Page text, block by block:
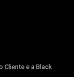
Cliente e a Black